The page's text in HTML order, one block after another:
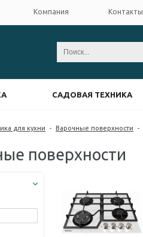
Компания Контакты
САДОВАЯ ТЕХНИКА
для кухни - Варочные поверхности -
поверхности